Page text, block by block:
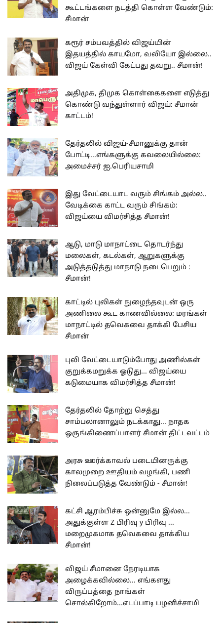
கூட்டங்களை நடத்தி கொள்ள வேண்டும்:
சீமான்
கரூர் சம்பவத்தில் விஜய்யின்
இதயத்தில் காயமோ, வலியோ இல்லை..
விஜய் கேள்வி கேட்பது தவறு.. சீமான்!
அதிமுக, திமுக கொள்கைகளை எடுத்து
கொண்டு வந்துள்ளார் விஜய்: சீமான்
காட்டம்!
தேர்தலில் விஜய்-சீமானுக்கு தான்
போட்டி...எங்களுக்கு கவலையில்லை:
அமைச்சர் ஐ.பெரியசாமி
இது வேட்டையாட வரும் சிங்கம் அல்ல..
வேடிக்கை காட்ட வரும் சிங்கம்:
விஜய்யை விமர்சித்த சீமான்!
ஆடு, மாடு மாநாட்டை தொடர்ந்து
மலைகள், கடல்கள், ஆறுகளுக்கு
அடுத்தடுத்து மாநாடு நடைபெறும் :
சீமான்!
காட்டில் புலிகள் நுழைந்தவுடன் ஒரு
அணிலை கூட காணவில்லை: மரங்கள்
மாநாட்டில் தவெகவை தாக்கி பேசிய
சீமான்
புலி வேட்டையாடும்போது அணில்கள்
குறுக்கமறுக்க ஓடுது... விஜய்யை
கடுமையாக விமர்சித்த சீமான்!
தேர்தலில் தோற்று செத்து
சாம்பலானாலும் நடக்காது... நாதக
ஒருங்கிணைப்பாளர் சீமான் திட்டவட்டம்
அரசு ஊர்க்காவல் படையினருக்கு
காலமுறை ஊதியம் வழங்கி, பணி
நிலைப்படுத்த வேண்டும் - சீமான்!
கட்சி ஆரம்பிச்சு ஒன்னுமே இல்ல...
அதுக்குள்ள Z பிரிவு y பிரிவு ...
மறைமுகமாக தவெகவை தாக்கிய
சீமான்!
விஜய் சீமானை நேரடியாக
அழைக்கவில்லை... எங்களது
விருப்பத்தை நாங்கள்
சொல்கிறோம்...எடப்பாடி பழனிச்சாமி